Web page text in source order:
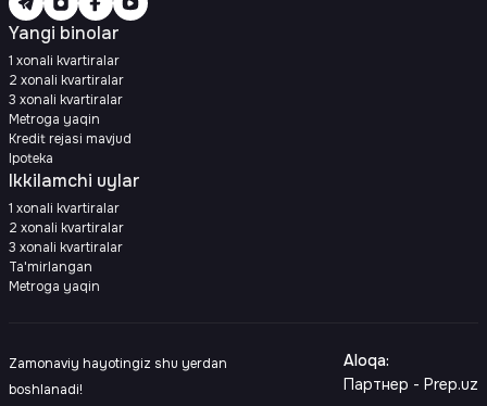
Yangi binolar
1 xonali kvartiralar
2 xonali kvartiralar
3 xonali kvartiralar
Metroga yaqin
Kredit rejasi mavjud
Ipoteka
Ikkilamchi uylar
1 xonali kvartiralar
2 xonali kvartiralar
3 xonali kvartiralar
Ta'mirlangan
Metroga yaqin
Zamonaviy hayotingiz shu yerdan
boshlanadi!
Aloqa:
Партнер - Prep.uz